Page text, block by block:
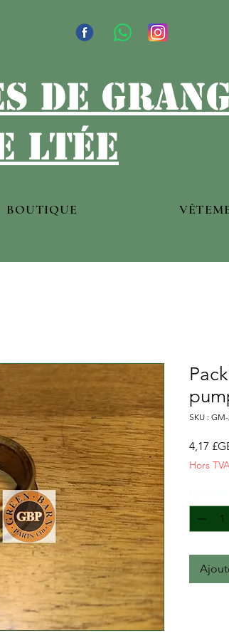
de
ltée
BOUTIQUE
SKU :
4,17
Hors